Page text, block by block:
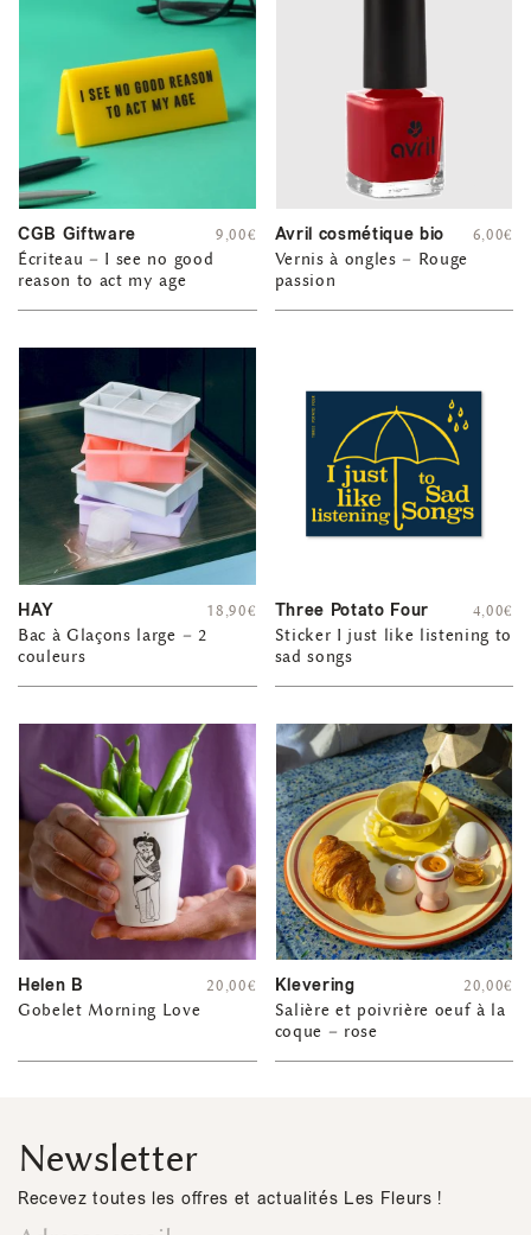
CGB Giftware
Écriteau – I see no good
reason to act my age
9,00€ Avril cosmétique bio
Vernis à ongles – Rouge
passion
6,00€
HAY
Bac à Glaçons large – 2
couleurs
18,90€ Three Potato Four
Sticker I just like listening to
sad songs
4,00€
Helen B
Gobelet Morning Love
20,00€ Klevering
Salière et poivrière oeuf à la
coque – rose
20,00€
Newsletter
Recevez toutes les offres et actualités Les Fleurs !